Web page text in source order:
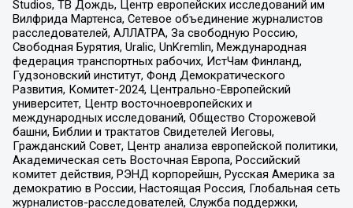
Studios, ТВ Дождь, Центр европейских исследований им
Вилфрида Мартенса, Сетевое объединение журналистов
расследователей, АЛЛАТРА, За свободную Россию,
Свободная Бурятия, Uralic, UnKremlin, Международная
федерация транспортных рабочих, ИстЧам Финланд,
Гудзоновский институт, Фонд Демократического
Развития, Комитет-2024, Центрально-Европейский
университет, Центр восточноевропейских и
международных исследований, Общество Сторожевой
башни, Библии и трактатов Свидетелей Иеговы,
Гражданский Совет, Центр анализа европейской политики,
Академическая сеть Восточная Европа, Российский
комитет действия, РЭНД корпорейшн, Русская Америка за
демократию в России, Настоящая Россия, Глобальная сеть
журналистов-расследователей, Служба поддержки,